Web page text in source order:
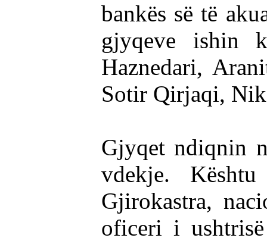
bankës së të
gjyqeve ishin
Haznedari,
Sotir Qirjaqi,
Gjyqet ndiqnin
vdekje.
Gjirokastra,
oficeri i